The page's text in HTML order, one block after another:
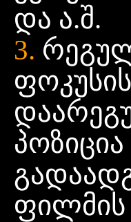
და ა.შ.
3.
ფოკუსის
ფილმის